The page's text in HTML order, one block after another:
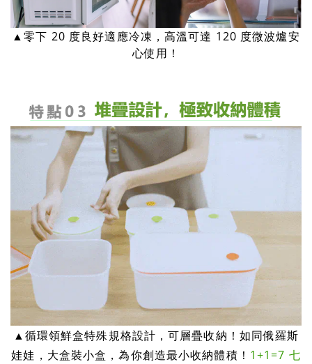
▲零下 20 度良好適應冷凍，高溫可達 120 度微波爐安
心使用！
▲循環領鮮盒特殊規格設計，可層疊收納！如同俄羅斯
娃娃，大盒裝小盒，為你創造最小收納體積！ 1+1=7 七